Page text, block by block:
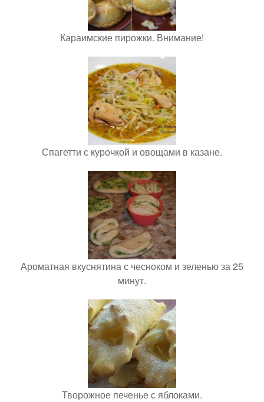
Караимские пирожки. Внимание!
Спагетти с курочкой и овощами в казане.
Ароматная вкуснятина с чесноком и зеленью за 25
минут.
Творожное печенье с яблоками.